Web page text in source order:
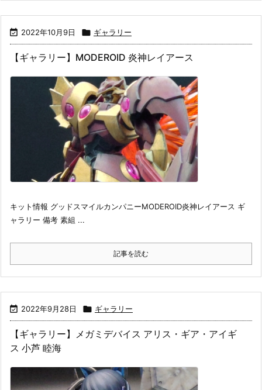
 2022年10月9日  ギャラリー
【ギャラリー】MODEROID 炎神レイアース
キット情報 グッドスマイルカンパニーMODEROID炎神レイアース ギ
ャラリー 備考 素組 ...
記事を読む
 2022年9月28日  ギャラリー
【ギャラリー】メガミデバイス アリス・ギア・アイギ
ス 小芦 睦海